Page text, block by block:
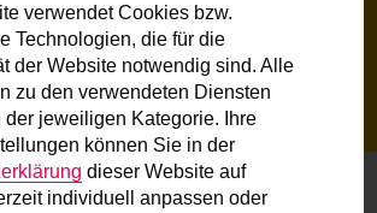
verwendet Cookies bzw.
Technologien, die für die
der Website notwendig sind. Alle
zu den verwendeten Diensten
der jeweiligen Kategorie. Ihre
können Sie in der
dieser Website auf
individuell anpassen oder